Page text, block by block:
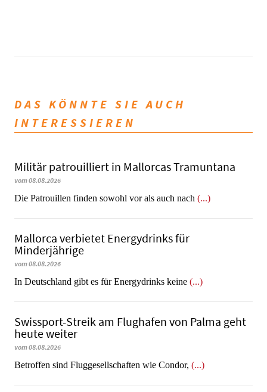
DAS KÖNNTE SIE AUCH
INTERESSIEREN
Militär patrouilliert in Mallorcas Tramuntana
vom 08.08.2026
Die Patrouillen finden sowohl vor als auch nach (...)
Mallorca verbietet Energydrinks für
Minderjährige
vom 08.08.2026
In Deutschland gibt es für Energydrinks keine (...)
Swissport-Streik am Flughafen von Palma geht
heute weiter
vom 08.08.2026
Betroffen sind Fluggesellschaften wie Condor, (...)